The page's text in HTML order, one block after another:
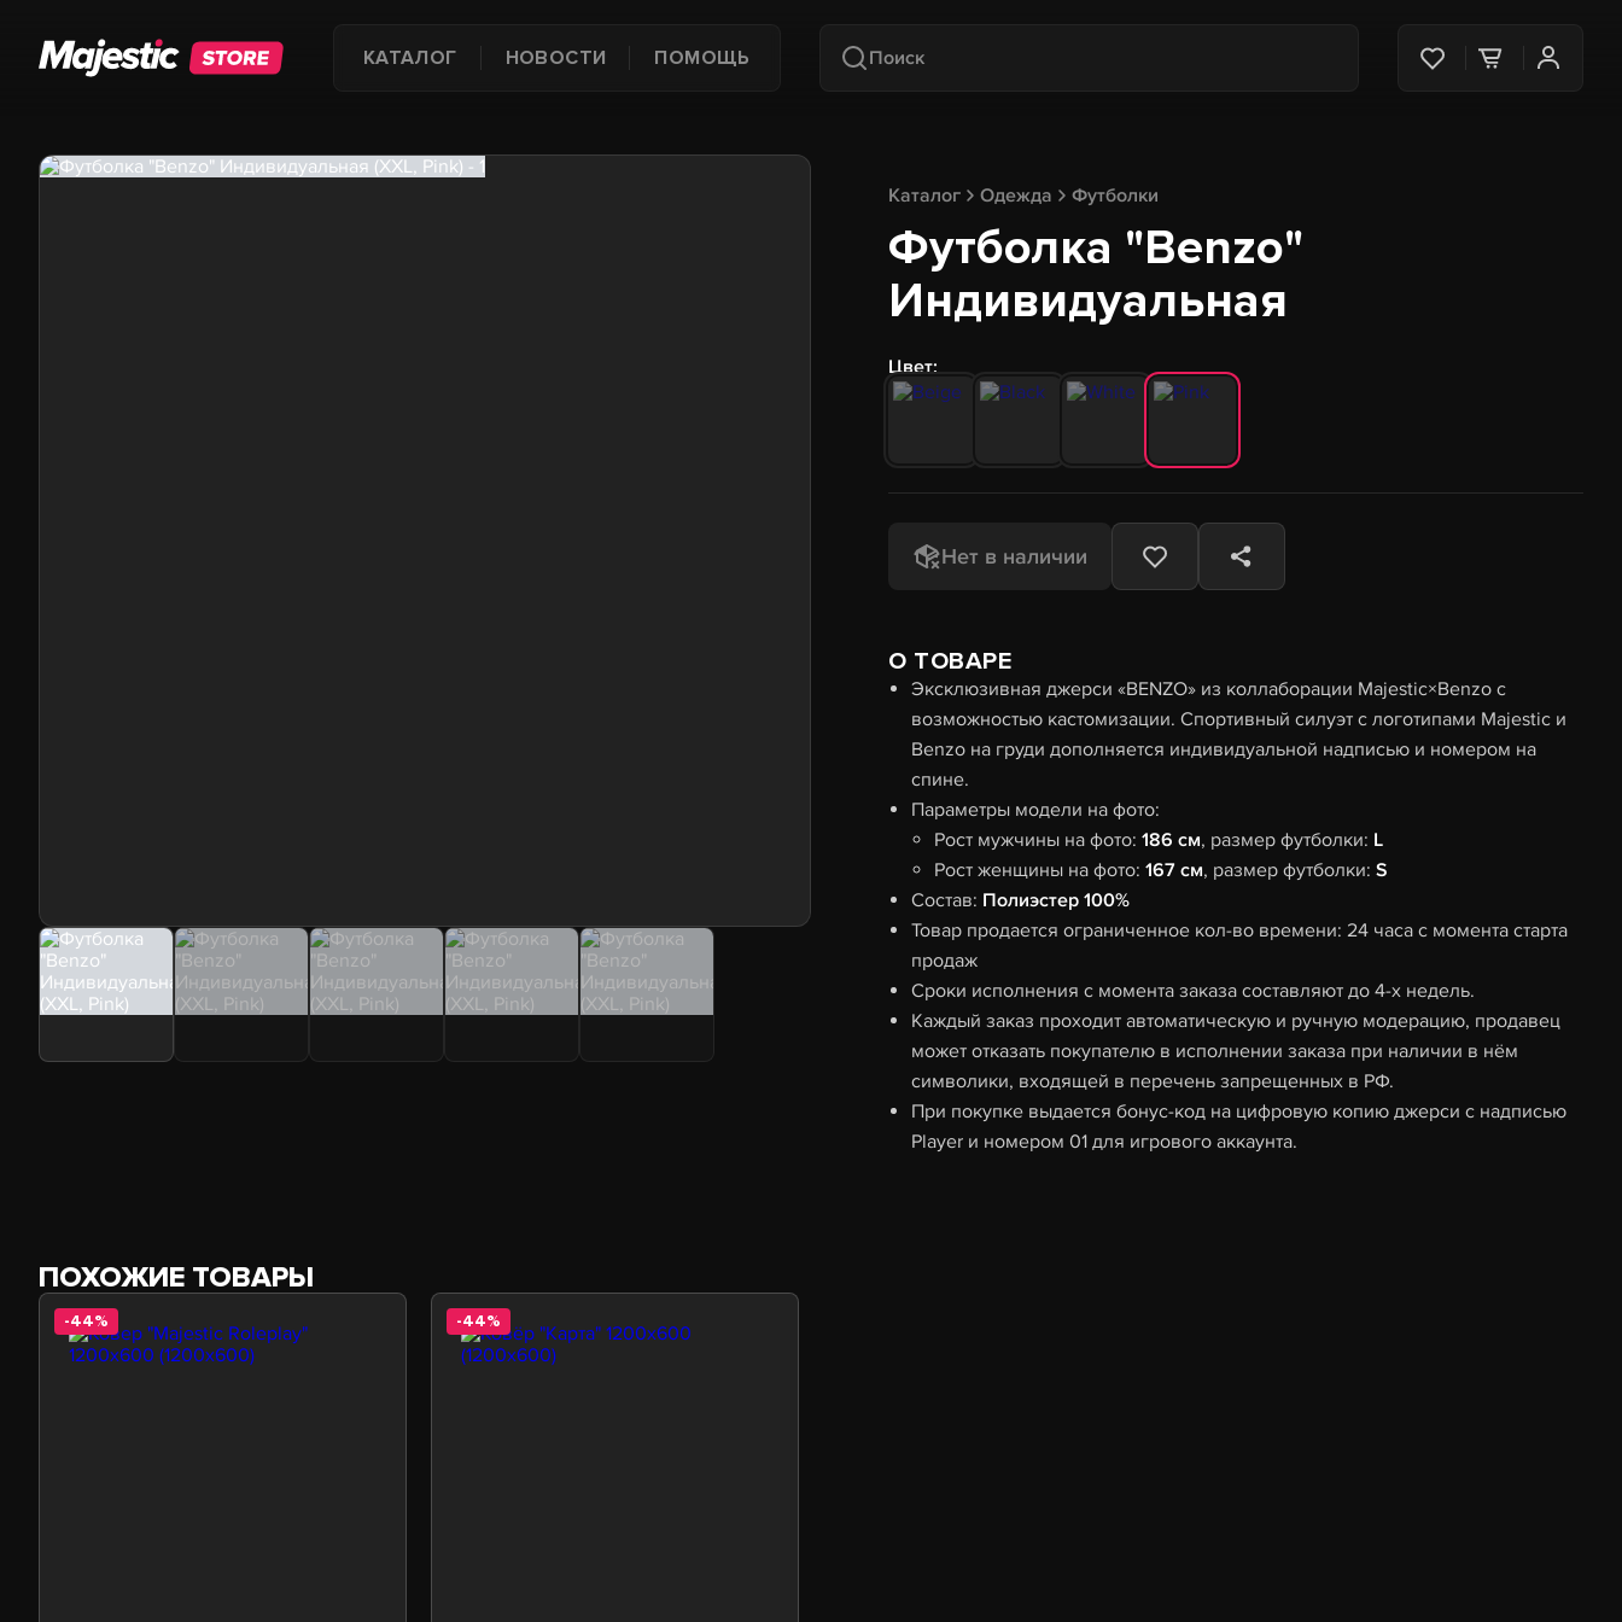
КАТАЛОГ НОВОСТИ ПОМОЩЬ
Каталог Одежда Футболки
Футболка "Benzo"
Индивидуальная
Цвет:
Нет в наличии
О ТОВАРЕ
Эксклюзивная джерси «BENZO» из коллаборации Majestic×Benzo с
возможностью кастомизации. Спортивный силуэт с логотипами Majestic и
Benzo на груди дополняется индивидуальной надписью и номером на
спине.
Параметры модели на фото:
Рост мужчины на фото:186 см, размер футболки: L
Рост женщины на фото:167 см, размер футболки:S
Состав: Полиэстер 100%
Товар продается ограниченное кол-во времени: 24 часа с момента старта
продаж
Сроки исполнения с момента заказа составляют до 4-х недель.
Каждый заказ проходит автоматическую и ручную модерацию, продавец
может отказать покупателю в исполнении заказа при наличии в нём
символики, входящей в перечень запрещенных в РФ.
При покупке выдается бонус-код на цифровую копию джерси с надписью
Player и номером 01 для игрового аккаунта.
ПОХОЖИЕ ТОВАРЫ
-44% -44%